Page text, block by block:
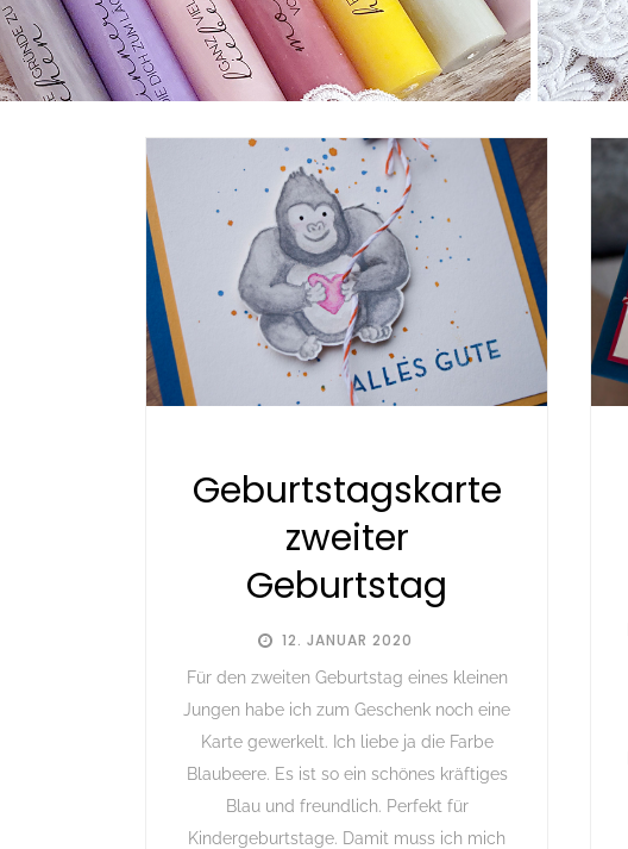
12. JANUAR 2020
Geburtstagskarte
zweiter
Geburtstag
Für den zweiten Geburtstag eines kleinen
Jungen habe ich zum Geschenk noch eine
Karte gewerkelt. Ich liebe ja die Farbe
Blaubeere. Es ist so ein schönes kräftiges
Blau und freundlich. Perfekt für
Kindergeburtstage. Damit muss ich mich